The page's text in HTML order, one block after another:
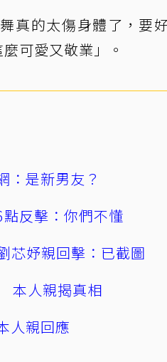
真的太傷身體了，要
可愛又敬業」。
是新男友？
反擊：你們不懂
芯妤親回擊：已截圖
本人親揭真相
人親回應